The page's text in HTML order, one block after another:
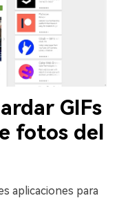
GIFs
fotos del
aplicaciones para